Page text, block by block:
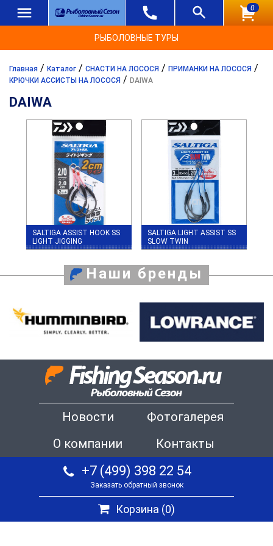
0
РЫБОЛОВНЫЕ ТУРЫ
Главная / Каталог / СНАСТИ НА ЛОСОСЯ / ПРИМАНКИ НА ЛОСОСЯ /
КРЮЧКИ АССИСТЫ НА ЛОСОСЯ / DAIWA
DAIWA
SALTIGA ASSIST HOOK SS
LIGHT JIGGING
SALTIGA LIGHT ASSIST SS
SLOW TWIN
Наши бренды
Новости
Фотогалерея
О компании
Контакты
+7 (499) 398 22 54
Заказать обратный звонок
Корзина (0)